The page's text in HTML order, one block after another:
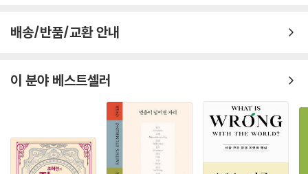
배송/반품/교환 안내
이 분야 베스트셀러